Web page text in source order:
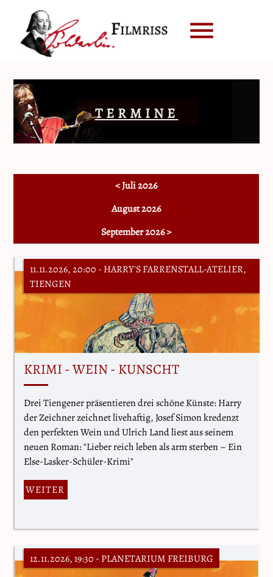
menu
TERMINE
< Juli 2026
August 2026
September 2026 >
KRIMI - WEIN - KUNSCHT
11.11.2026, 20:00 - HARRY'S FARRENSTALL-ATELIER,
TIENGEN
Drei Tiengener präsentieren drei schöne Künste: Harry
der Zeichner zeichnet livehaftig, Josef Simon kredenzt
den perfekten Wein und Ulrich Land liest aus seinem
neuen Roman: "Lieber reich leben als arm sterben – Ein
Else-Lasker-Schüler-Krimi"
WEITER
12.11.2026, 19:30 - PLANETARIUM FREIBURG